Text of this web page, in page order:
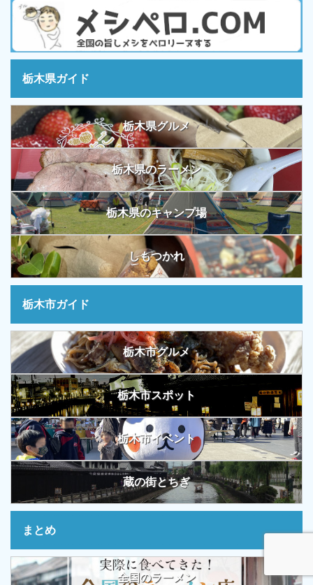
栃木県ガイド
栃木県グルメ
栃木県のラーメン
栃木県のキャンプ場
しもつかれ
栃木市ガイド
栃木市グルメ
栃木市スポット
栃木市イベント
蔵の街とちぎ
まとめ
全国のラーメン